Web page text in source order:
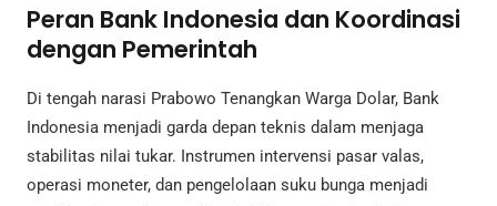
Peran Bank Indonesia dan Koordinasi
dengan Pemerintah
Di tengah narasi Prabowo Tenangkan Warga Dolar, Bank
Indonesia menjadi garda depan teknis dalam menjaga
stabilitas nilai tukar. Instrumen intervensi pasar valas,
operasi moneter, dan pengelolaan suku bunga menjadi